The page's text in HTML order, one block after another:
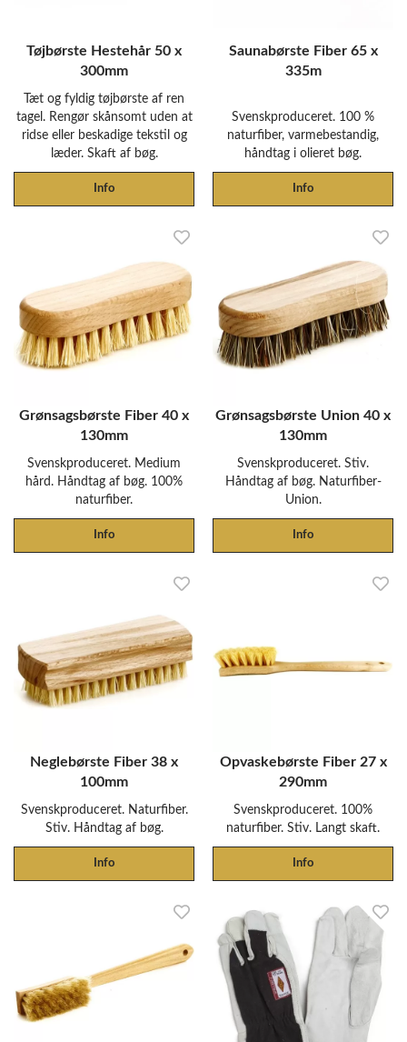
Tøjbørste Hestehår 50 x
300mm
Tæt og fyldig tøjbørste af ren
tagel. Rengør skånsomt uden at
ridse eller beskadige tekstil og
læder. Skaft af bøg.
Info
Saunabørste Fiber 65 x
335m
Svenskproduceret. 100 %
naturfiber, varmebestandig,
håndtag i olieret bøg.
Info
Grønsagsbørste Fiber 40 x
130mm
Svenskproduceret. Medium
hård. Håndtag af bøg. 100%
naturfiber.
Info
Grønsagsbørste Union 40 x
130mm
Svenskproduceret. Stiv.
Håndtag af bøg. Naturfiber-
Union.
Info
Neglebørste Fiber 38 x
100mm
Svenskproduceret. Naturfiber.
Stiv. Håndtag af bøg.
Info
Opvaskebørste Fiber 27 x
290mm
Svenskproduceret. 100%
naturfiber. Stiv. Langt skaft.
Info